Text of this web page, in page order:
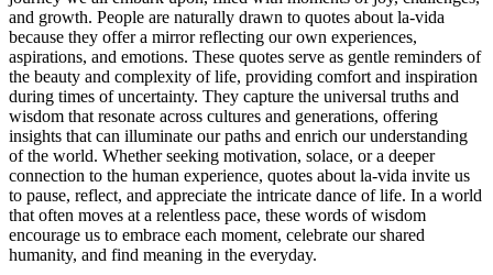
and growth. People are naturally drawn to quotes about la-vida
because they offer a mirror reflecting our own experiences,
aspirations, and emotions. These quotes serve as gentle reminders of
the beauty and complexity of life, providing comfort and inspiration
during times of uncertainty. They capture the universal truths and
wisdom that resonate across cultures and generations, offering
insights that can illuminate our paths and enrich our understanding
of the world. Whether seeking motivation, solace, or a deeper
connection to the human experience, quotes about la-vida invite us
to pause, reflect, and appreciate the intricate dance of life. In a world
that often moves at a relentless pace, these words of wisdom
encourage us to embrace each moment, celebrate our shared
humanity, and find meaning in the everyday.